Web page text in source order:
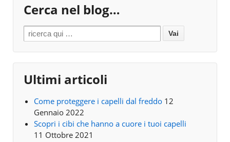
Cerca nel blog…
Search for:
Ultimi articoli
Come proteggere i capelli dal freddo 12
Gennaio 2022
Scopri i cibi che hanno a cuore i tuoi capelli
11 Ottobre 2021